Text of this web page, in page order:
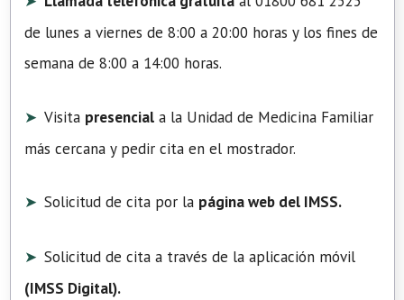
de lunes a viernes de 8:00 a 20:00 horas y los fines de
semana de 8:00 a 14:00 horas.
Visita presencial a la Unidad de Medicina Familiar
más cercana y pedir cita en el mostrador.
Solicitud de cita por la página web del IMSS.
Solicitud de cita a través de la aplicación móvil
(IMSS Digital).